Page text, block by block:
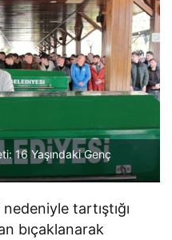
16 Yaşındaki Genç
nedeniyle tartıştığı
bıçaklanarak